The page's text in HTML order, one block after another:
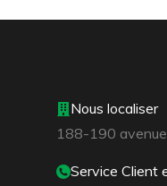
Nous localiser
188-190
Service Client